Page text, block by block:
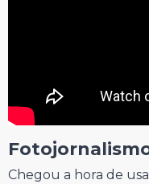
Chegou a hora de